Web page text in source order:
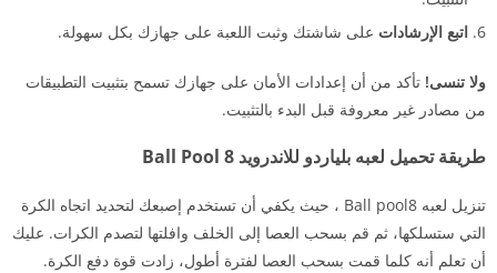
اتبع الإرشادات على شاشتك وثبت اللعبة على جهازك بكل سهولة.
ولا تنسى! تأكد من أن إعدادات الأمان على جهازك تسمح بتثبيت التطبيقات
من مصادر غير معروفة قبل البدء بالتثبيت.
طريقة تحميل لعبه بلياردو للاندرويد 8 Ball Pool
تنزيل لعبه Ball pool8 ، حيث يكفي أن تستخدم إصبعك لتحديد اتجاه الكرة
التي ستسلكها، ثم قم بسحب العصا إلى الخلف وافلتها لتصدم الكرات. عليك
أن تعلم أنه كلما قمت بسحب العصا لفترة أطول، زادت قوة دفع الكرة.